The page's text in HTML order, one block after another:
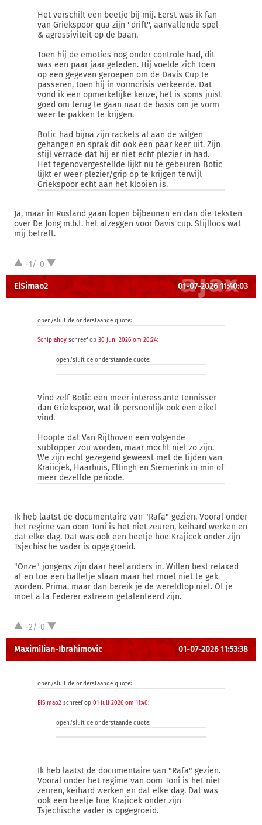
Het verschilt een beetje bij mij. Eerst was ik fan
van Griekspoor qua zijn ''drift'', aanvallende spel
& agressiviteit op de baan.
Toen hij de emoties nog onder controle had, dit
was een paar jaar geleden. Hij voelde zich toen
op een gegeven geroepen om de Davis Cup te
passeren, toen hij in vormcrisis verkeerde. Dat
vond ik een opmerkelijke keuze, het is soms juist
goed om terug te gaan naar de basis om je vorm
weer te pakken te krijgen.
Botic had bijna zijn rackets al aan de wilgen
gehangen en sprak dit ook een paar keer uit. Zijn
stijl verrade dat hij er niet echt plezier in had.
Het tegenovergestellde lijkt nu te gebeuren Botic
lijkt er weer plezier/grip op te krijgen terwijl
Griekspoor echt aan het klooien is.
Ja, maar in Rusland gaan lopen bijbeunen en dan die teksten
over De Jong m.b.t. het afzeggen voor Davis cup. Stijlloos wat
mij betreft.
+1/-0
ElSimao2 01-07-2026 11:40:03
open/sluit de onderstaande quote:
Schip ahoy schreef op 30 juni 2026 om 20:24:
open/sluit de onderstaande quote:
Vind zelf Botic een meer interessante tennisser
dan Griekspoor, wat ik persoonlijk ook een eikel
vind.
Hoopte dat Van Rijthoven een volgende
subtopper zou worden, maar mocht niet zo zijn.
We zijn echt gezegend geweest met de tijden van
Kraiicjek, Haarhuis, Eltingh en Siemerink in min of
meer dezelfde periode.
Ik heb laatst de documentaire van "Rafa" gezien. Vooral onder
het regime van oom Toni is het niet zeuren, keihard werken en
dat elke dag. Dat was ook een beetje hoe Krajicek onder zijn
Tsjechische vader is opgegroeid.
"Onze" jongens zijn daar heel anders in. Willen best relaxed
af en toe een balletje slaan maar het moet niet te gek
worden. Prima, maar dan bereik je de wereldtop niet. Of je
moet a la Federer extreem getalenteerd zijn.
+2/-0
Maximilian-Ibrahimovic 01-07-2026 11:53:38
open/sluit de onderstaande quote:
ElSimao2 schreef op 01 juli 2026 om 11:40:
open/sluit de onderstaande quote:
Ik heb laatst de documentaire van "Rafa" gezien.
Vooral onder het regime van oom Toni is het niet
zeuren, keihard werken en dat elke dag. Dat was
ook een beetje hoe Krajicek onder zijn
Tsjechische vader is opgegroeid.